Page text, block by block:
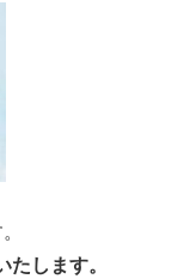
します。